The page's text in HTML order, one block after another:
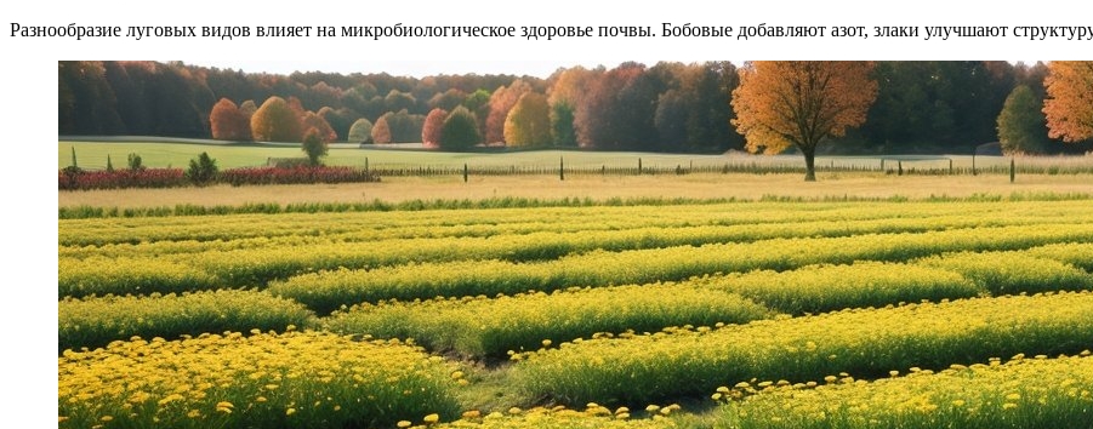
Разнообразие луговых видов влияет на микробиологическое здоровье почвы. Бобовые добавляют азот, злаки улучшают